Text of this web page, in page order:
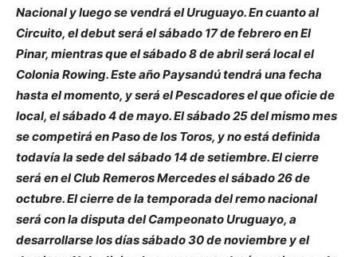
Nacional y luego se vendrá el Uruguayo. En cuanto al
Circuito, el debut será el sábado 17 de febrero en El
Pinar, mientras que el sábado 8 de abril será local el
Colonia Rowing. Este año Paysandú tendrá una fecha
hasta el momento, y será el Pescadores el que oficie de
local, el sábado 4 de mayo. El sábado 25 del mismo mes
se competirá en Paso de los Toros, y no está definida
todavía la sede del sábado 14 de setiembre. El cierre
será en el Club Remeros Mercedes el sábado 26 de
octubre. El cierre de la temporada del remo nacional
será con la disputa del Campeonato Uruguayo, a
desarrollarse los días sábado 30 de noviembre y el